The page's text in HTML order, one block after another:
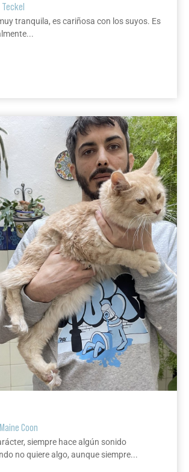
Teckel
tranquila, es cariñosa con los suyos. Es
Maine Coon
siempre hace algún sonido
no quiere algo, aunque siempre...